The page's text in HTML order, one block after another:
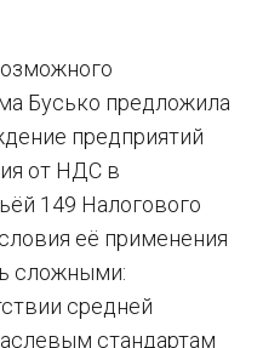
Бусько предложила
предприятий
от НДС в
149 Налогового
её применения
сложными:
средней
стандартам